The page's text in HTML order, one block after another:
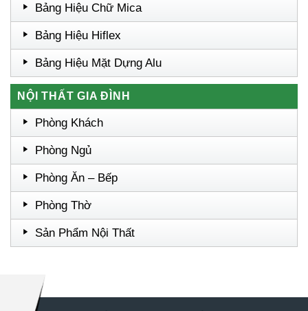
Bảng Hiệu Chữ Mica
Bảng Hiệu Hiflex
Bảng Hiệu Mặt Dựng Alu
NỘI THẤT GIA ĐÌNH
Phòng Khách
Phòng Ngủ
Phòng Ăn – Bếp
Phòng Thờ
Sản Phẩm Nội Thất